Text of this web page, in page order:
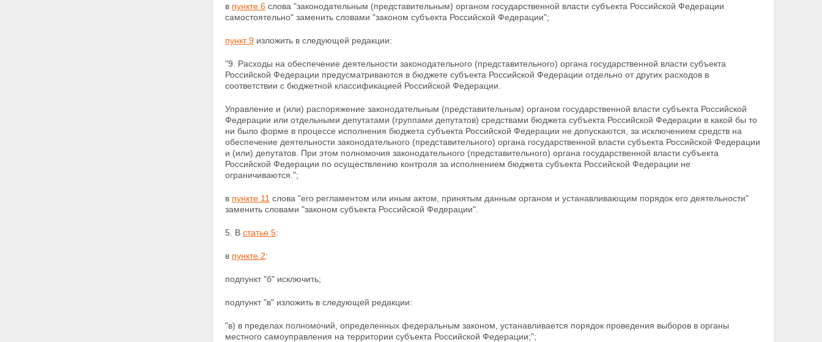
в пункте 6 слова "законодательным (представительным) органом государственной власти субъекта Российской Федерации
самостоятельно" заменить словами "законом субъекта Российской Федерации";
пункт 9 изложить в следующей редакции:
"9. Расходы на обеспечение деятельности законодательного (представительного) органа государственной власти субъекта
Российской Федерации предусматриваются в бюджете субъекта Российской Федерации отдельно от других расходов в
соответствии с бюджетной классификацией Российской Федерации.
Управление и (или) распоряжение законодательным (представительным) органом государственной власти субъекта Российской
Федерации или отдельными депутатами (группами депутатов) средствами бюджета субъекта Российской Федерации в какой бы то
ни было форме в процессе исполнения бюджета субъекта Российской Федерации не допускаются, за исключением средств на
обеспечение деятельности законодательного (представительного) органа государственной власти субъекта Российской Федерации
и (или) депутатов. При этом полномочия законодательного (представительного) органа государственной власти субъекта
Российской Федерации по осуществлению контроля за исполнением бюджета субъекта Российской Федерации не
ограничиваются.";
в пункте 11 слова "его регламентом или иным актом, принятым данным органом и устанавливающим порядок его деятельности"
заменить словами "законом субъекта Российской Федерации".
5. В статье 5:
в пункте 2:
подпункт "б" исключить;
подпункт "в" изложить в следующей редакции:
"в) в пределах полномочий, определенных федеральным законом, устанавливается порядок проведения выборов в органы
местного самоуправления на территории субъекта Российской Федерации;";